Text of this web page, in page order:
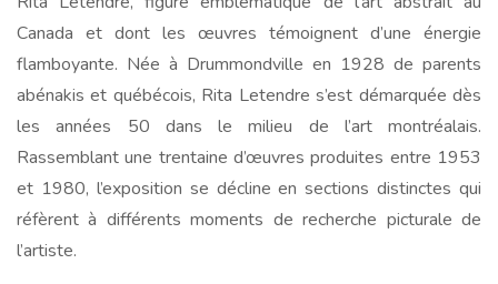
Canada et dont les œuvres témoignent d’une énergie
flamboyante. Née à Drummondville en 1928 de parents
abénakis et québécois, Rita Letendre s’est démarquée dès
les années 50 dans le milieu de l’art montréalais.
Rassemblant une trentaine d’œuvres produites entre 1953
et 1980, l’exposition se décline en sections distinctes qui
réfèrent à différents moments de recherche picturale de
l’artiste.